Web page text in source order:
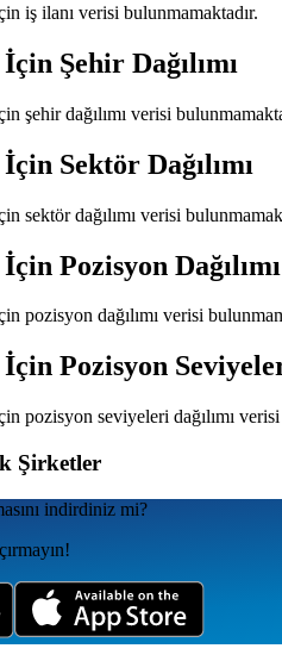
iş ilanı verisi bulunmamaktadır.
İçin Şehir Dağılımı
şehir dağılımı verisi
İçin Sektör Dağılımı
sektör dağılımı verisi
İçin Pozisyon Dağılımı
pozisyon dağılımı verisi
İçin Pozisyon
pozisyon seviyeleri dağılımı
Şirketler
indirdiniz mi?